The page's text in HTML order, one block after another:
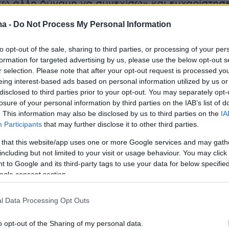
- Do Not Process My Personal Information
opt-out of the sale, sharing to third parties, or processing of your
for targeted advertising by us, please use the below opt-out
selection. Please note that after your opt-out request is processed
interest-based ads based on personal information utilized by us
to third parties prior to your opt-out. You may separately
of your personal information by third parties on the IAB’s list of
This information may also be disclosed by us to third parties on the
Participants that may further disclose it to other third parties.
that this website/app uses one or more Google services and may
but not limited to your visit or usage behaviour. You may
to Google and its third-party tags to use your data for below
consent section.
Data Processing Opt Outs
opt-out of the Sharing of my personal data.
άλλη δύναμη να συνεχίσω» και
ομάδας.
από τους οπαδούς του ΠΑΟΚ. Είμαι
για αυτό που έγινε χθες. Δεν έχω
Σας ευχαριστώ για όλα. Εσείς οι οπαδοί
τον σύλλογο τεράστιο. Συγγνώμη. Σας
για όλα».